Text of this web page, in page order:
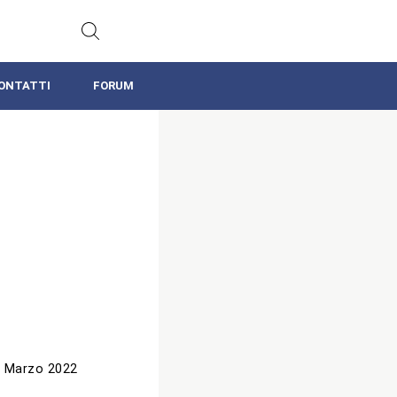
FORUM
Marzo 2022